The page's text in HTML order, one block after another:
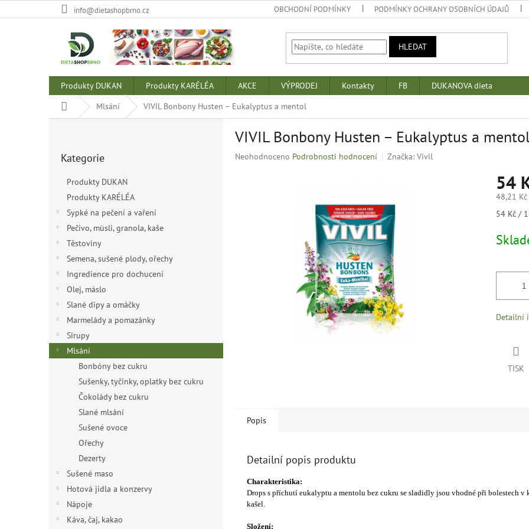
na
info@dietashopbrno.cz OBCHODNÍ PODMÍNKY PODMÍNKY OCHRANY OSOBNÍCH ÚDAJŮ
HLEDAT
Produkty DUKAN Produkty KARÉLÉA AKCE VÝPRODEJ Kontakty FB
DUKANOVA dieta
Domů
Mlsání VIVIL Bonbony Husten – Eukalyptus a mentol
kategorie
Kategorie
Produkty DUKAN
Produkty KARÉLÉA
Sypké na pečení a vaření
Pečivo, müsli, granola, kaše
Těstoviny
Semena, sušené plody, ořechy
Ingredience pro dochucení
Olej, máslo
Slané dipy a omáčky
Marmelády a pomazánky
Sirupy
Mlsání
Bonbóny bez cukru
Sušenky, tyčinky, oplatky bez cukru
Čokolády bez cukru
Slané mlsání
Sušené ovoce
Ořechy
Dezerty
Sušené maso
Hotová jídla a konzervy
Nápoje
Káva, čaj, kakao
VIVIL Bonbony Husten – Eukalyptus a
Průměrné
Neohodnoceno Podrobnosti hodnocení Značka: Vivil
54
48,21 Kč
Měrná
54 Kč /
Detailní
TISK
Popis
Detailní popis produktu
Charakteristika:
Drops s příchutí eukalyptu a mentolu bez cukru se sladidly jsou vhodné při bolestech v
kašel.
Složení: